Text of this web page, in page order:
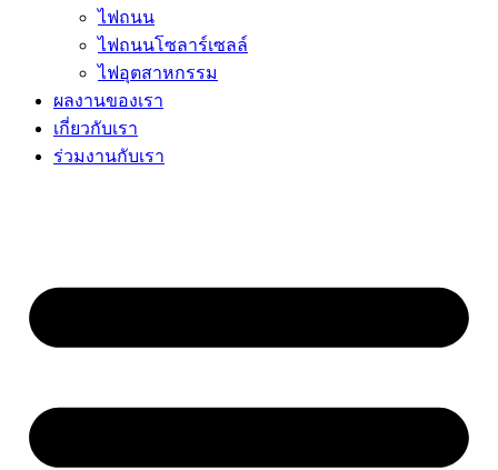
ไฟถนน
ไฟถนนโซลาร์เซลล์
ไฟอุตสาหกรรม
ผลงานของเรา
เกี่ยวกับเรา
ร่วมงานกับเรา